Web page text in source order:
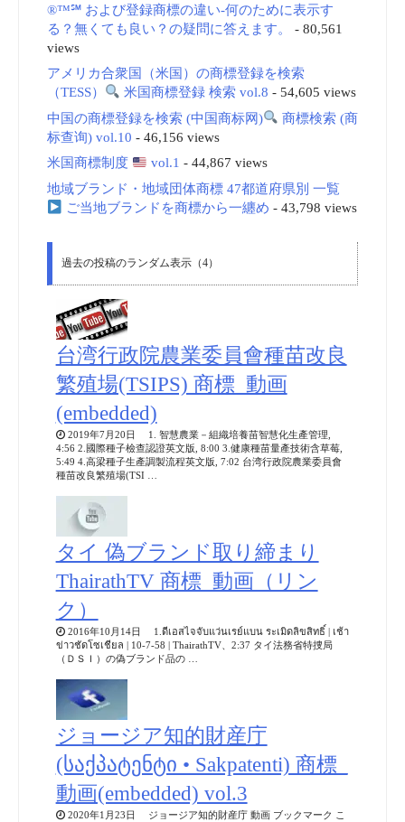
®™℠ および登録商標の違い-何のために表示す
る？無くても良い？の疑問に答えます。
- 80,561
views
アメリカ合衆国（米国）の商標登録を検索
（TESS）
米国商標登録 検索 vol.8 - 54,605 views
中国の商標登録を検索 (中国商标网)
商標検索 (商
标查询) vol.10 - 46,156 views
米国商標制度
vol.1 - 44,867 views
地域ブランド・地域団体商標 47都道府県別 一覧
ご当地ブランドを商標から一纏め - 43,798 views
過去の投稿のランダム表示（4）
台湾行政院農業委員會種苗改良
繁殖場(TSIPS) 商標_動画
(embedded)
2019年7月20日 1. 智慧農業－組織培養苗智慧化生產管理,
4:56 2.國際種子檢查認證英文版, 8:00 3.健康種苗量產技術含草莓,
5:49 4.高梁種子生產調製流程英文版, 7:02 台湾行政院農業委員會
種苗改良繁殖場(TSI …
タイ 偽ブランド取り締まり
ThairathTV 商標_動画（リン
ク）
2016年10月14日 1.ดีเอสไจจับแว่นเรย์แบน ระเมิดลิขสิทธิ์ | เช้า
ข่าวชัดโซเชียล | 10-7-58 | ThairathTV、2:37 タイ法務省特捜局
（ＤＳＩ）の偽ブランド品の …
ジョージア知的財産庁
(საქპატენტი • Sakpatenti) 商標_
動画(embedded) vol.3
2020年1月23日 ジョージア知的財産庁 動画 ブックマーク こ